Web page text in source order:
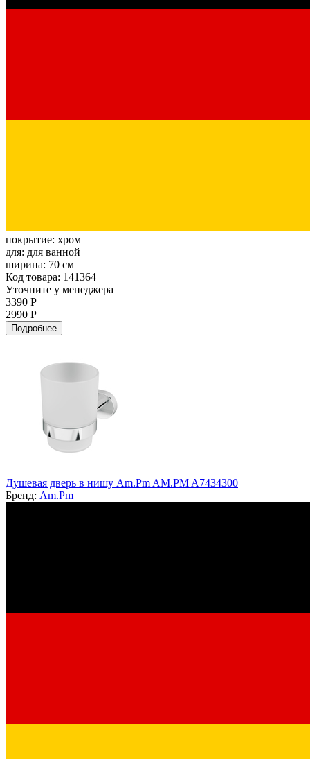
покрытие: хром
для: для ванной
ширина: 70 см
Код товара: 141364
Уточните у менеджера
3390 Р
2990 Р
Подробнее
Душевая дверь в нишу Am.Pm AM.PM A7434300
Бренд: Am.Pm